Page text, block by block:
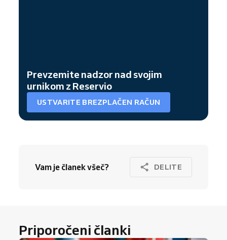
Prevzemite nadzor nad svojim
urnikom z Reservio
USTVARITE BREZPLAČEN RAČUN
Vam je članek všeč? DELITE
Priporočeni članki